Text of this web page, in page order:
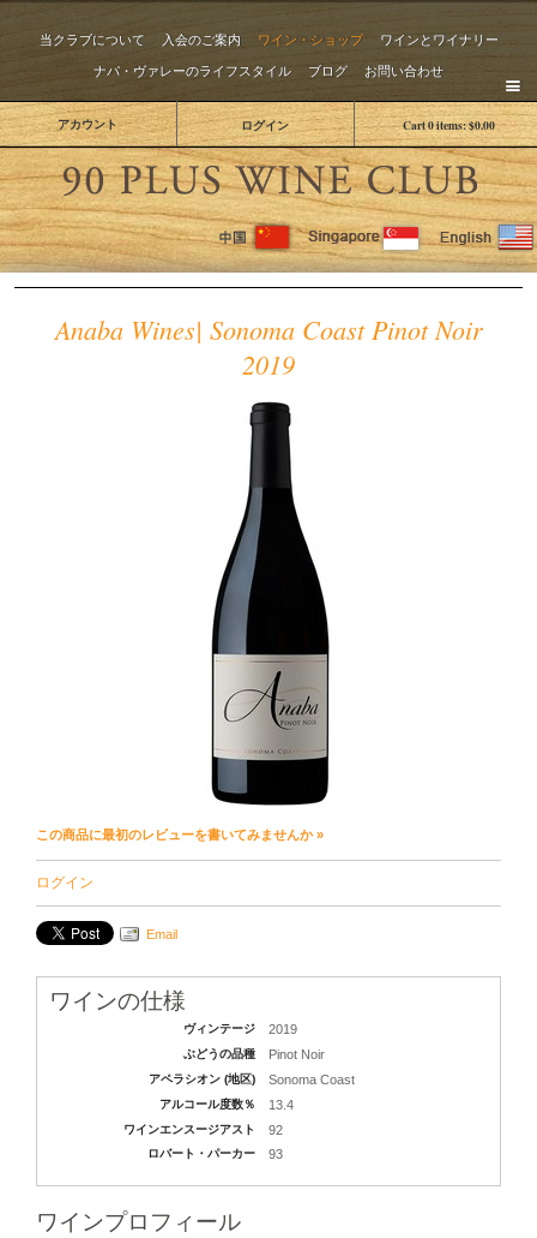
当クラブについて 入会のご案内 ワイン・ショップ
ワインとワイナリー
ナパ・ヴァレーのライフスタイル
ブログ お問い合わせ
Cart0items:$0.00
アカウント ログイン
The
Anaba Wines| Sonoma Coast Pinot Noir
2019
この商品に最初のレビューを書いてみませんか »
ログイン
Email
ワインの仕様
ヴィンテージ 2019
ぶどうの品種 Pinot Noir
アペラシオン (地区) Sonoma Coast
アルコール度数％ 13.4
ワインエンスージアスト 92
ロバート・パーカー 93
ワインプロフィール